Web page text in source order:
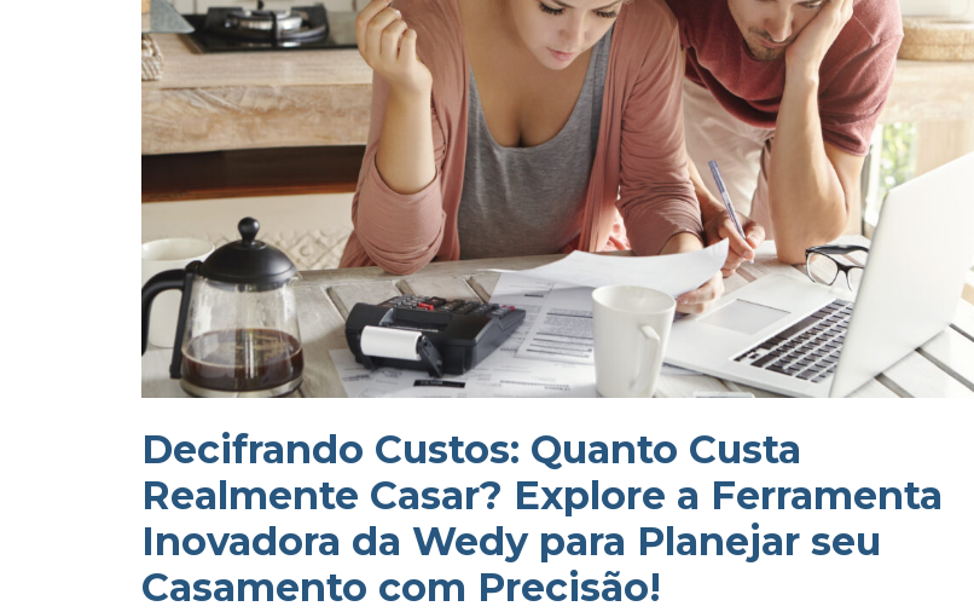
Decifrando Custos: Quanto Custa
Realmente Casar? Explore a Ferramenta
Inovadora da Wedy para Planejar seu
Casamento com Precisão!